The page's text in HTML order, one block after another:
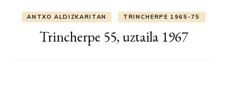
ANTXO ALDIZKARITAN TRINCHERPE 1965-75
Trincherpe 55, uztaila 1967